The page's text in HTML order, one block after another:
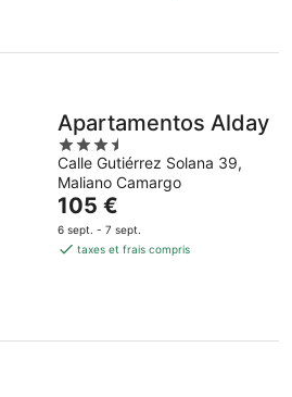
par
Apartamentos Alday
3.5
out
of
5
Calle Gutiérrez Solana 39,
Maliano Camargo
Le
prix
est
105 €
6 sept. - 7 sept.
taxes et frais compris